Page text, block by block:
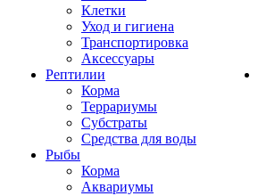
Клетки
Уход и гигиена
Транспортировка
Аксессуары
Рептилии
Корма
Террариумы
Субстраты
Средства для воды
Рыбы
Корма
Аквариумы